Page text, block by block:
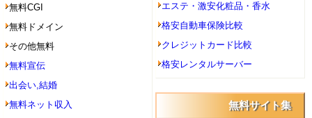
無料CGI
無料ドメイン
その他無料
無料宣伝
出会い,結婚
無料ネット収入
エステ・激安化粧品・香水
格安自動車保険比較
クレジットカード比較
格安レンタルサーバー
無料サイト集